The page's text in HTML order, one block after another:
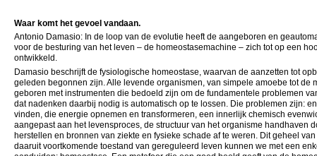
Waar komt het gevoel vandaan.
Antonio Damasio: In de loop van de evolutie heeft de aangeboren en
voor de besturing van het leven – de homeostasemachine – zich tot op een
ontwikkeld.
Damasio beschrijft de fysiologische homeostase, waarvan de aanzetten tot
geleden begonnen zijn. Alle levende organismen, van simpele amoebe tot de
geboren met instrumenten die bedoeld zijn om de fundamentele problemen
dat nadenken daarbij nodig is automatisch op te lossen. Die problemen zijn:
vinden, die energie opnemen en transformeren, een innerlijk chemisch
aangepast aan het levensproces, de structuur van het organisme handhaven
herstellen en bronnen van ziekte en fysieke schade af te weren. Dit geheel
daaruit voortkomende toestand van gereguleerd leven kunnen we met een